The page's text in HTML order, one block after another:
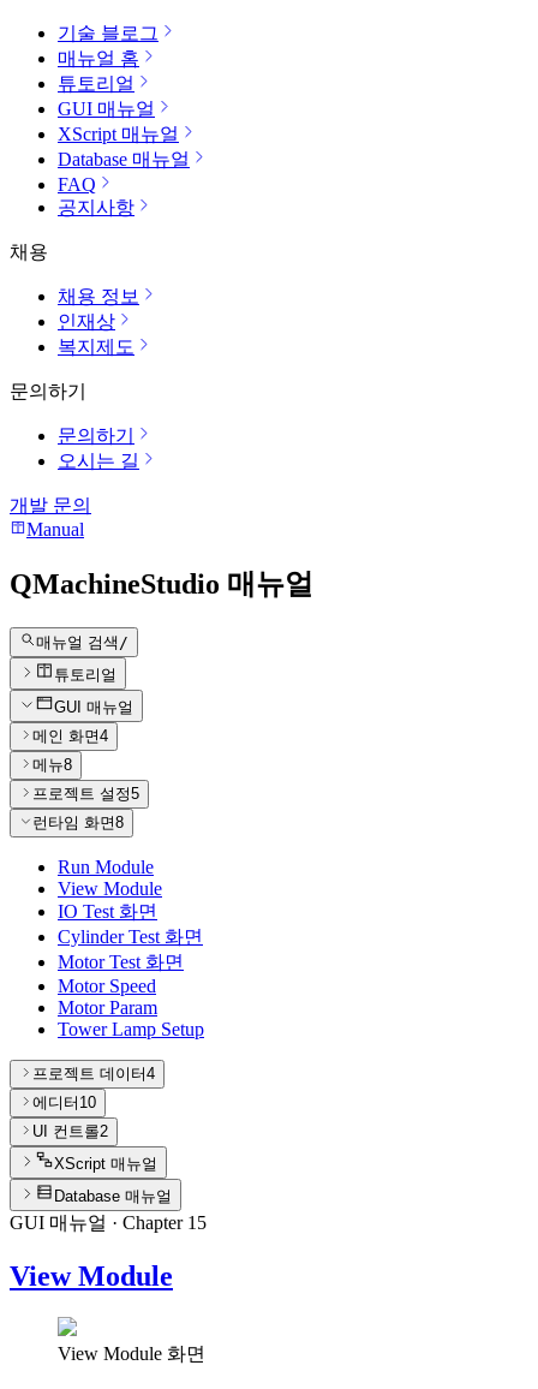
기술 블로그
매뉴얼 홈
튜토리얼
GUI 매뉴얼
XScript 매뉴얼
Database 매뉴얼
FAQ
공지사항
채용
채용 정보
인재상
복지제도
문의하기
문의하기
오시는 길
개발 문의
Manual
QMachineStudio 매뉴얼
매뉴얼 검색 /
튜토리얼
GUI 매뉴얼
메인 화면4
메뉴8
프로젝트 설정5
런타임 화면8
Run Module
View Module
IO Test 화면
Cylinder Test 화면
Motor Test 화면
Motor Speed
Motor Param
Tower Lamp Setup
프로젝트 데이터4
에디터 10
UI 컨트롤2
XScript 매뉴얼
Database 매뉴얼
GUI 매뉴얼 · Chapter 15
View Module
View Module 화면